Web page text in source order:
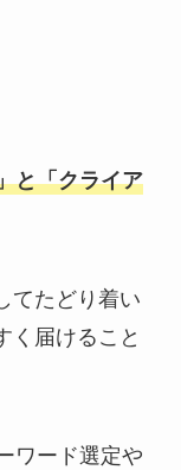
と「クライア
てたどり着い
く届けること
ワード選定や